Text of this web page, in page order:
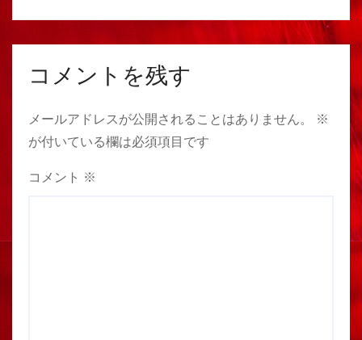
コメントを残す
メールアドレスが公開されることはありません。
※
が付いている欄は必須項目です
コメント ※